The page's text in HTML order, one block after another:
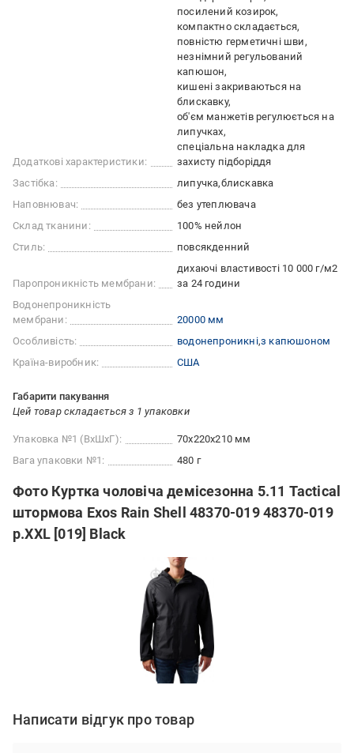
Додаткові характеристики:
посилений козирок
компактно складається
повністю герметичні шви
незнімний регульований
капюшон
кишені закриваються на
блискавку
об'єм манжетів регулюється на
липучках
спеціальна накладка для
захисту підборіддя
Застібка:
липучка блискавка
Наповнювач:
без утеплювача
Склад тканини:
100% нейлон
Стиль:
повсякденний
Паропроникність мембрани:
дихаючі властивості 10 000 г/м2
за 24 години
Водонепроникність
мембрани:
20000 мм
Особливість:
водонепроникні з капюшоном
Країна-виробник:
США
Габарити пакування
Цей товар складається з 1 упаковки
Упаковка №1 (ВхШхГ):
70x220x210 мм
Вага упаковки №1:
480 г
Фото Куртка чоловіча демісезонна 5.11 Tactical
штормова Exos Rain Shell 48370-019 48370-019
р.XXL [019] Black
Написати відгук про товар